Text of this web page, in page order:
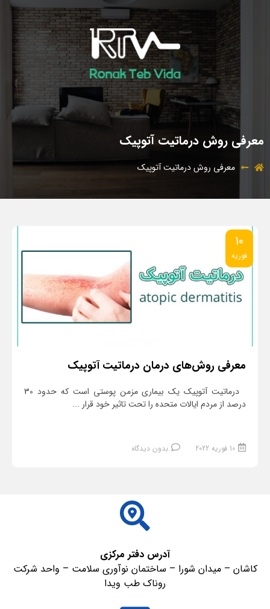
معرفی روش درماتیت آتوپیک
معرفی روش درماتیت آتوپیک
10
فوریه
معرفی روش‌های درمان درماتیت آتوپیک
درماتیت آتوپیک یک بیماری مزمن پوستی است که حدود 30
درصد از مردم ایالات متحده را تحت تاثیر خود قرار ...
10 فوریه 2022 بدون دیدگاه
آدرس دفتر مرکزی
کاشان – میدان شورا – ساختمان نوآوری سلامت – واحد شرکت
روناک طب ویدا